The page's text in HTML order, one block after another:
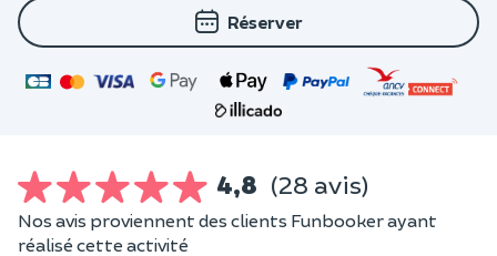
Réserver
4,8 (28 avis)
Nos avis proviennent des clients Funbooker ayant
réalisé cette activité